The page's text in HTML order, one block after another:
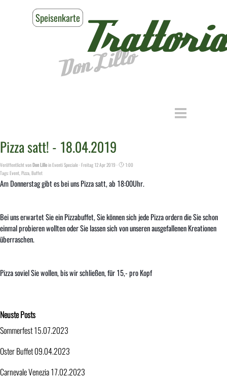
Don Lillo
Trattoria
Reservieren
Speisenkarte
Pizza satt! - 18.04.2019
Veröffentlicht vonDon LilloinEventi Speciale· Freitag 12 Apr 2019 ·
1:00
Tags:Event Pizza Buffet
Am Donnerstag gibt es bei uns Pizza satt, ab 18:00Uhr.
Bei uns erwartet Sie ein Pizzabuffet, Sie können sich jede Pizza ordern die Sie schon
einmal probieren wollten oder Sie lassen sich von unseren ausgefallenen Kreationen
überraschen.
Pizza soviel Sie wollen, bis wir schließen, für 15,- pro Kopf
Block überspringen Neuste Posts
Neuste Posts
Sommerfest 15.07.2023
Oster Buffet 09.04.2023
Carnevale Venezia 17.02.2023